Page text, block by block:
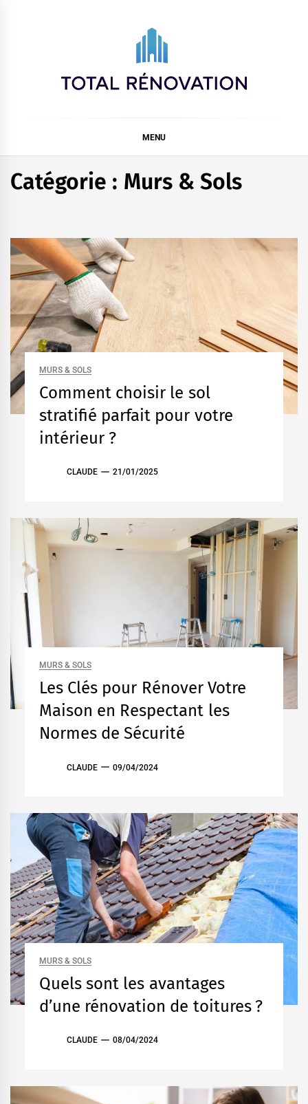
MENU
Catégorie : Murs & Sols
MURS & SOLS
Comment choisir le sol
stratifié parfait pour votre
intérieur ?
CLAUDE 21/01/2025
MURS & SOLS
Les Clés pour Rénover Votre
Maison en Respectant les
Normes de Sécurité
CLAUDE 09/04/2024
MURS & SOLS
Quels sont les avantages
d’une rénovation de toitures ?
CLAUDE 08/04/2024